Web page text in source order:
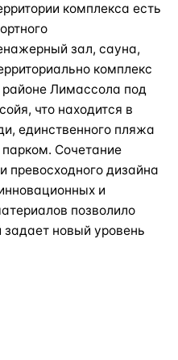
комплекса есть
зал, сауна,
комплекс
Лимассола под
что находится в
единственного пляжа
Сочетание
превосходного дизайна
и
позволило
задает новый уровень